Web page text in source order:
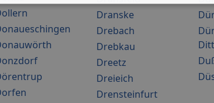
Dranske
Drebach
Drebkau
Dreetz
Dreieich
Drensteinfurt